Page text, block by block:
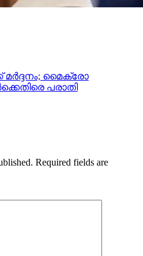
മൈക്രോ
പരാതി
Required fields are